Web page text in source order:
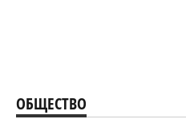
ОБЩЕСТВО